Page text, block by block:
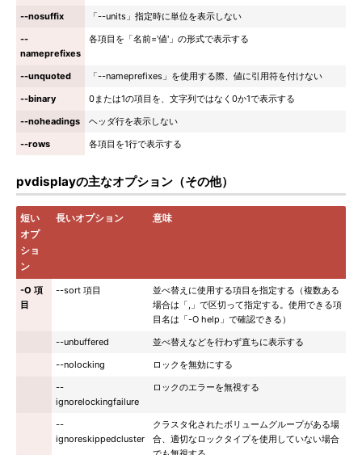
--nosuffix
「--units」指定時に単位を表示しない
--
nameprefixes
各項目を「名前='値'」の形式で表示する
--unquoted
「--nameprefixes」を使用する際、値に引用符を付けない
--binary
0または1の項目を、文字列ではなく0か1で表示する
--noheadings
ヘッダ行を表示しない
--rows
各項目を1行で表示する
pvdisplayの主なオプション（その他）
短い
オプ
ショ
ン
長いオプション 意味
-O 項
目
--sort 項目
並べ替えに使用する項目を指定する（複数ある
場合は「,」で区切って指定する。使用できる項
目名は「-O help」で確認できる）
--unbuffered
並べ替えなどを行わず直ちに表示する
--nolocking
ロックを無効にする
--
ignorelockingfailure
ロックのエラーを無視する
--
ignoreskippedcluster
クラスタ化されたボリュームグループがある場
合、適切なロックタイプを使用していない場合